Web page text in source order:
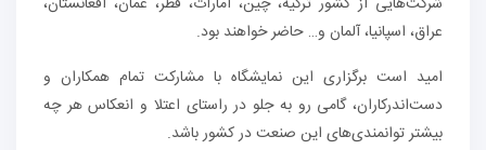
عراق، اسپانیا، آلمان و… حاضر خواهند بود.
امید است برگزاری این نمایشگاه با مشاركت تمام همکاران و
دست‌اندركاران، گامی رو به جلو در راستای اعتلا و انعكاس هر چه
بيشتر توانمندی‌های اين صنعت در کشور باشد.